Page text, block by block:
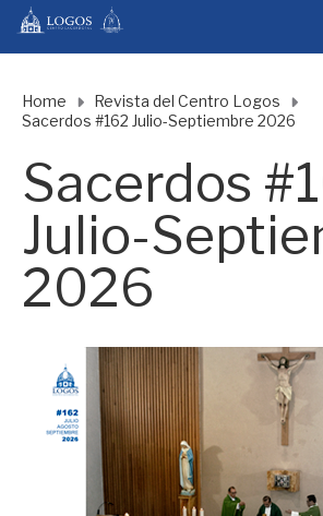
Home
Revista del Centro Logos
Sacerdos #162 Julio-Septiembre 2026
Sacerdos
Julio-
2026